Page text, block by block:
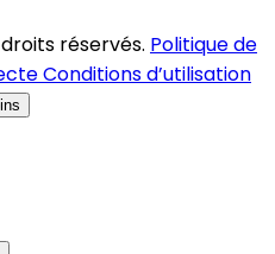
droits réservés. Politique de
Conditions d’utilisation